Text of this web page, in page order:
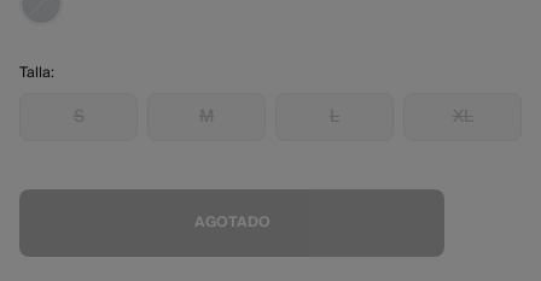
Talla:
S M L XL
AGOTADO